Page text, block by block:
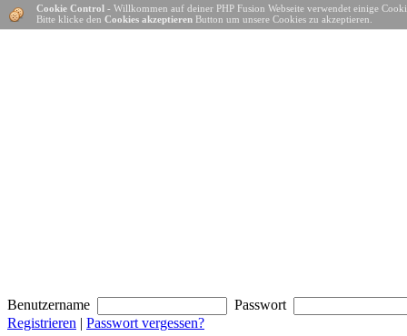
Benutzername
Passwort
Registrieren | Passwort vergessen?
Cookie Control - Willkommen auf deiner PHP Fusion Webseite verwendet einige
Bitte klicke den Cookies akzeptieren Button um unsere Cookies zu akzeptieren.